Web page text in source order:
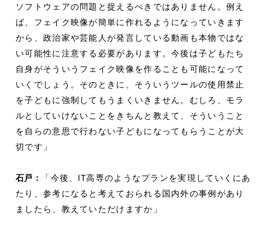
ソフトウェアの問題と捉えるべきではありません。例え
ば、フェイク映像が簡単に作れるようになっていきます
から、政治家や芸能人が発言している動画も本物ではな
い可能性に注意する必要があります。今後は子どもたち
自身がそういうフェイク映像を作ることも可能になって
いくでしょう。そのときに、そういうツールの使用禁止
を子どもに強制してもうまくいきません。むしろ、モラ
ルとしていけないことをきちんと教えて、そういうこと
を自らの意思で行わない子どもになってもらうことが大
切です」
石戸： 「今後、 IT高専のようなプランを実現していくにあ
たり、参考になると考えておられる国内外の事例があり
ましたら、教えていただけますか」